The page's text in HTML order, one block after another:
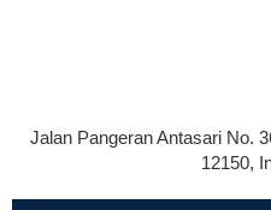
Jalan Pangeran Antasari No.
12150,